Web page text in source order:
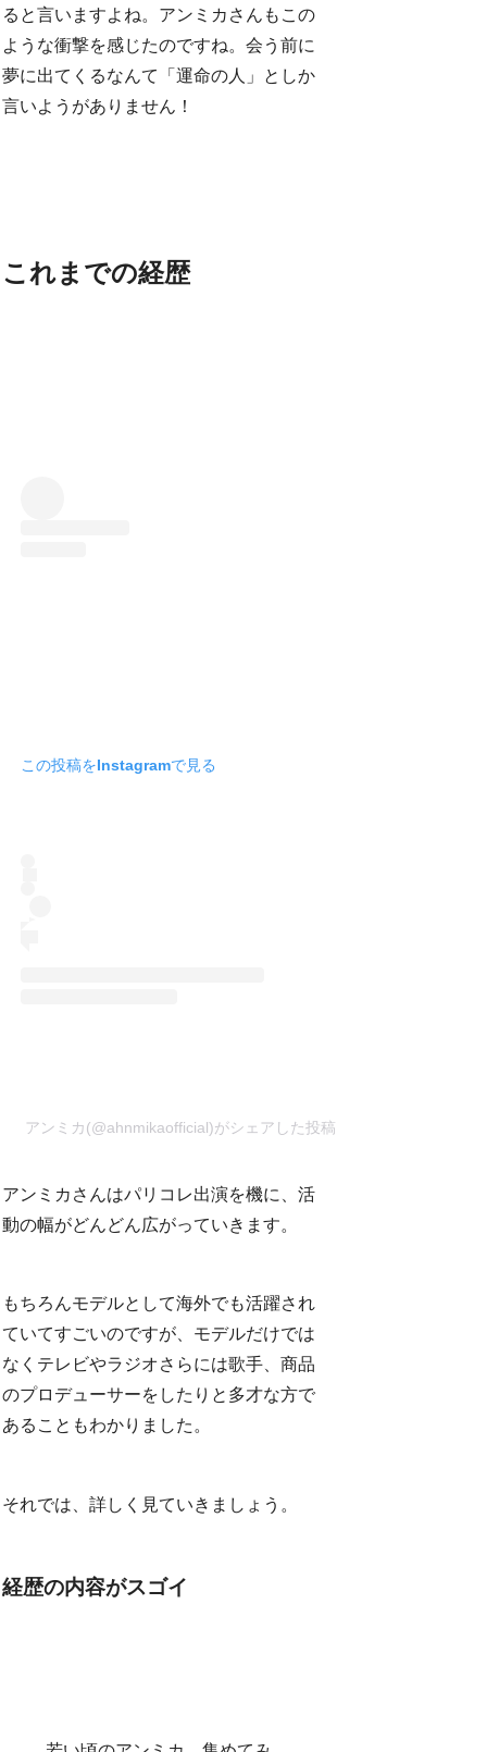
ると言いますよね。アンミカさんもこの
ような衝撃を感じたのですね。会う前に
夢に出てくるなんて「運命の人」としか
言いようがありません！
これまでの経歴
この投稿をInstagramで見る
アンミカ(@ahnmikaofficial)がシェアした投稿
アンミカさんはパリコレ出演を機に、活
動の幅がどんどん広がっていきます。
もちろんモデルとして海外でも活躍され
ていてすごいのですが、モデルだけでは
なくテレビやラジオさらには歌手、商品
のプロデューサーをしたりと多才な方で
あることもわかりました。
それでは、詳しく見ていきましょう。
経歴の内容がスゴイ